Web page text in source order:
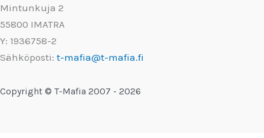
Mintunkuja 2
55800 IMATRA
Y: 1936758-2
Sähköposti: t-mafia@t-mafia.fi
Copyright © T-Mafia 2007 - 2026